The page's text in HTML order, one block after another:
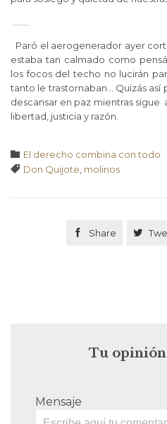
Paró el aerogenerador ayer
estaba tan calmado como
los focos del techo no lucirán
tanto le trastornaban… Quizás así
descansar en paz mientras
libertad, justicia y razón.
 Categoría
El derecho combina con todo
 Tags
Don Quijote molinos
 Share 
Tu
Mensaje